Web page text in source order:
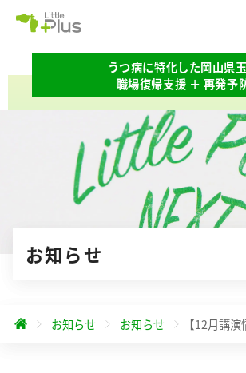
うつ病に特化した岡山県
職場復帰支援 ＋ 再発予
お知らせ
お知らせ お知らせ